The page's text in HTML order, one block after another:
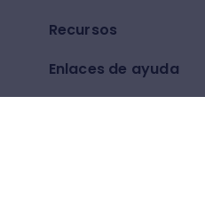
Recursos
Enlaces de ayuda